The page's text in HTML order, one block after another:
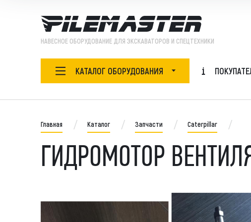
НАВЕСНОЕ ОБОРУДОВАНИЕ ДЛЯ ЭКСКАВАТОРОВ И СПЕЦТЕХНИКИ
КАТАЛОГ ОБОРУДОВАНИЯ
БУРОВОЙ ИНСТРУМЕНТ
ЗАПЧАСТИ
СПЕЦТЕХНИКА
Буровая
Бутобой
Быстросъём
Гидробур
Гидромолот
ГАРАНТИИ
КАК
FAQ
Главная Каталог Запчасти Caterpillar
ГИДРОМОТОР